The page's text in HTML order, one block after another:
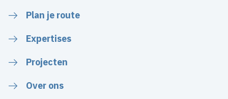
Plan je route
Expertises
Projecten
Over ons